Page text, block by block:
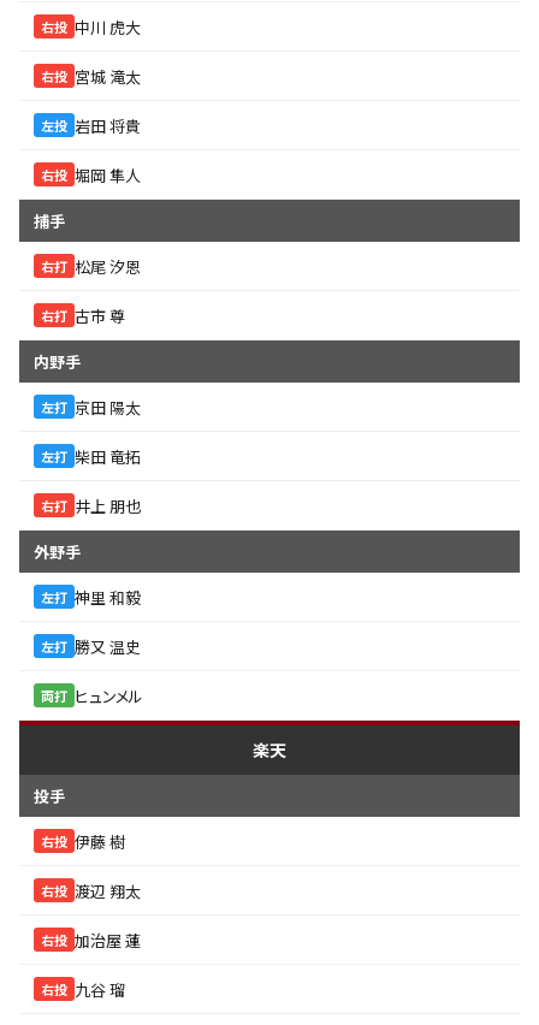
右投 中川 虎大
右投 宮城 滝太
左投 岩田 将貴
右投 堀岡 隼人
捕手
右打 松尾 汐恩
右打 古市 尊
内野手
左打 京田 陽太
左打 柴田 竜拓
右打 井上 朋也
外野手
左打 神里 和毅
左打 勝又 温史
両打 ヒュンメル
楽天
投手
右投 伊藤 樹
右投 渡辺 翔太
右投 加治屋 蓮
右投 九谷 瑠